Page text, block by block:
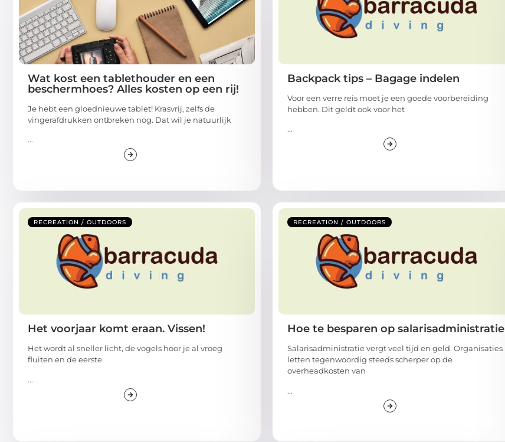
Wat kost een tablethouder en een
beschermhoes? Alles kosten op een rij!
Je hebt een gloednieuwe tablet! Krasvrij, zelfs de
vingerafdrukken ontbreken nog. Dat wil je natuurlijk
...
Backpack tips – Bagage indelen
Voor een verre reis moet je een goede voorbereiding
hebben. Dit geldt ook voor het
...
RECREATION / OUTDOORS
Het voorjaar komt eraan. Vissen!
Het wordt al sneller licht, de vogels hoor je al vroeg
fluiten en de eerste
...
RECREATION / OUTDOORS
Hoe te besparen op salarisadministratie
Salarisadministratie vergt veel tijd en geld. Organisaties
letten tegenwoordig steeds scherper op de
overheadkosten van
...